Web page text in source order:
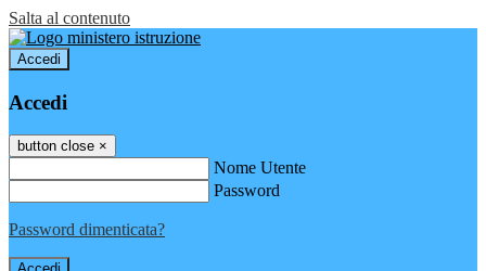
Salta al contenuto
Accedi
Accedi
button close ×
Nome Utente
Password
Password dimenticata?